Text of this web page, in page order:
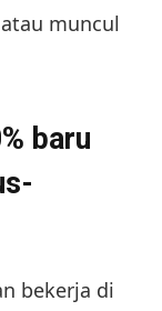
muncul
baru
bekerja di